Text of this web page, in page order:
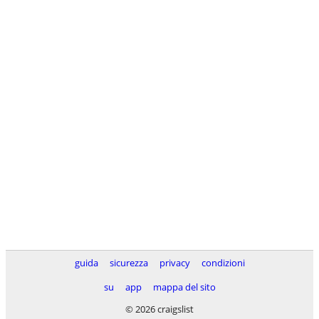
guida sicurezza privacy
condizioni
su
app
mappa del sito
© 2026 craigslist